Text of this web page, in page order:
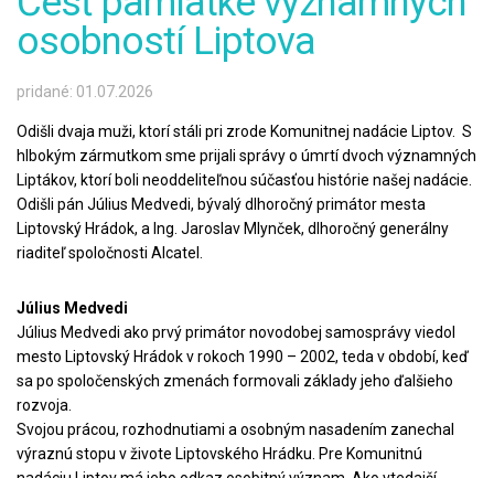
osobností Liptova
pridané: 01.07.2026
Odišli dvaja muži, ktorí stáli pri zrode Komunitnej nadácie Liptov. S
hlbokým zármutkom sme prijali správy o úmrtí dvoch významných
Liptákov, ktorí boli neoddeliteľnou súčasťou histórie našej nadácie.
Odišli pán Július Medvedi, bývalý dlhoročný primátor mesta
Liptovský Hrádok, a Ing. Jaroslav Mlynček, dlhoročný generálny
riaditeľ spoločnosti Alcatel.
Július Medvedi
Július Medvedi ako prvý primátor novodobej samosprávy viedol
mesto Liptovský Hrádok v rokoch 1990 – 2002, teda v období, keď
sa po spoločenských zmenách formovali základy jeho ďalšieho
rozvoja.
Svojou prácou, rozhodnutiami a osobným nasadením zanechal
výraznú stopu v živote Liptovského Hrádku. Pre Komunitnú